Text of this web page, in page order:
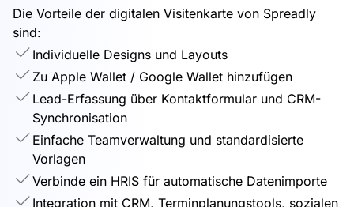
Die Vorteile der digitalen Visitenkarte von Spreadly
sind:
Individuelle Designs und Layouts
Zu Apple Wallet / Google Wallet hinzufügen
Lead-Erfassung über Kontaktformular und CRM-
Synchronisation
Einfache Teamverwaltung und standardisierte
Vorlagen
Verbinde ein HRIS für automatische Datenimporte
Integration mit CRM, Terminplanungstools, sozialen